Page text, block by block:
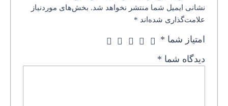
نشانی ایمیل شما منتشر نخواهد شد. بخش‌های موردنیاز
علامت‌گذاری شده‌اند *
امتیاز شما *
دیدگاه شما *